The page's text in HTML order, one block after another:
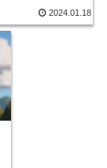
2024.01.18